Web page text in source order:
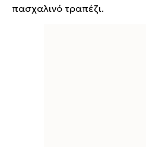
πασχαλινό τραπέζι.